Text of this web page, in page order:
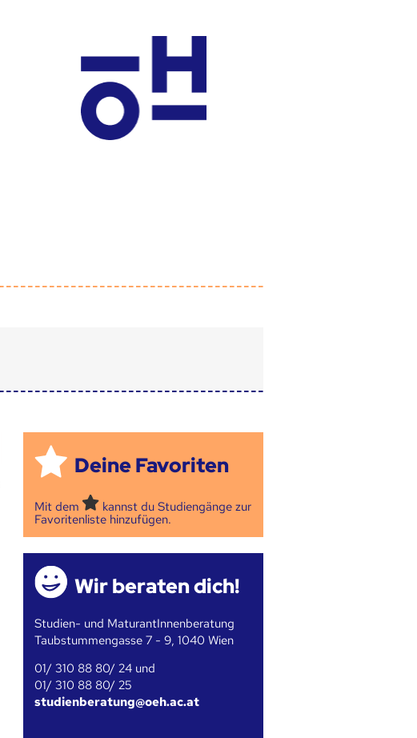
Deine Favoriten
Mit dem
kannst du Studiengänge zur
Favoritenliste hinzufügen.
Wir beraten dich!
Studien- und MaturantInnenberatung
Taubstummengasse 7 - 9, 1040 Wien
01/ 310 88 80/ 24 und
01/ 310 88 80/ 25
studienberatung@oeh.ac.at